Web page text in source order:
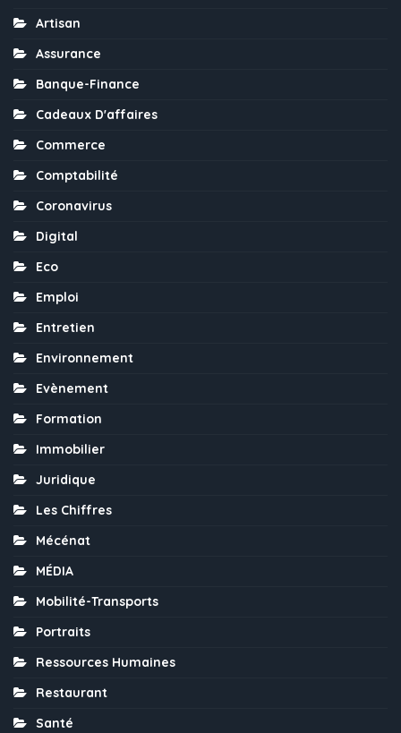
Artisan
Assurance
Banque-Finance
Cadeaux D'affaires
Commerce
Comptabilité
Coronavirus
Digital
Eco
Emploi
Entretien
Environnement
Evènement
Formation
Immobilier
Juridique
Les Chiffres
Mécénat
MÉDIA
Mobilité-Transports
Portraits
Ressources Humaines
Restaurant
Santé